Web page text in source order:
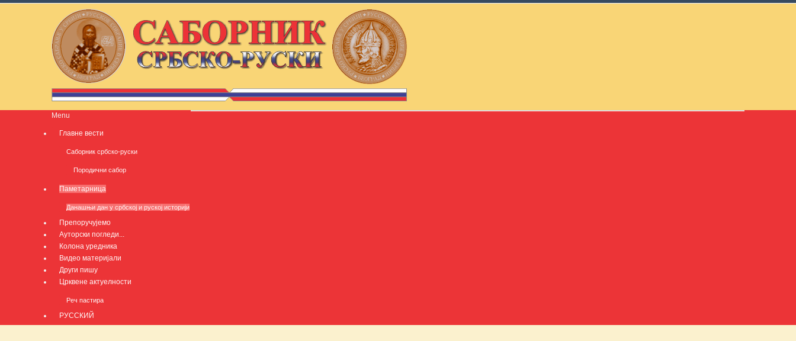
Menu
Главне вести
Саборник србско-руски
Породични сабор
Паметарница
Данашњи дан у србској и руској историји
Препоручујемо
Ауторски погледи...
Колона уредника
Видео материјали
Други пишу
Црквене актуелности
Реч пастира
РУССКИЙ